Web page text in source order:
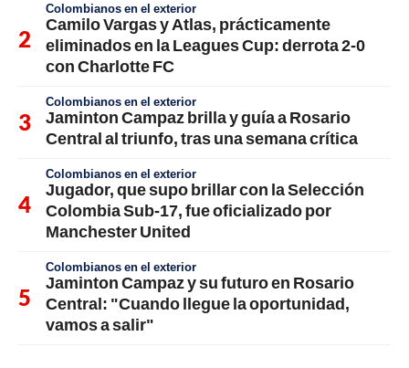
Colombianos en el exterior
Camilo Vargas y Atlas, prácticamente
eliminados en la Leagues Cup: derrota 2-0
con Charlotte FC
Colombianos en el exterior
Jaminton Campaz brilla y guía a Rosario
Central al triunfo, tras una semana crítica
Colombianos en el exterior
Jugador, que supo brillar con la Selección
Colombia Sub-17, fue oficializado por
Manchester United
Colombianos en el exterior
Jaminton Campaz y su futuro en Rosario
Central: "Cuando llegue la oportunidad,
vamos a salir"